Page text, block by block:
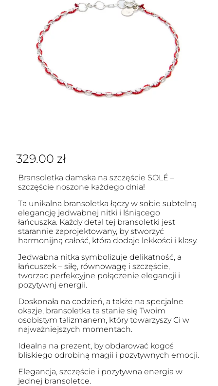
329.00 zł
Bransoletka damska na szczęście SOLÉ –
szczęście noszone każdego dnia!
Ta unikalna bransoletka łączy w sobie subtelną
elegancję jedwabnej nitki i lśniącego
łańcuszka. Każdy detal tej bransoletki jest
starannie zaprojektowany, by stworzyć
harmonijną całość, która dodaje lekkości i klasy.
Jedwabna nitka symbolizuje delikatność, a
łańcuszek – siłę, równowagę i szczęście,
tworzac perfekcyjne połączenie elegancji i
pozytywnj energii.
Doskonała na codzień, a także na specjalne
okazje, bransoletka ta stanie się Twoim
osobistym talizmanem, który towarzyszy Ci w
najważniejszych momentach.
Idealna na prezent, by obdarować kogoś
bliskiego odrobiną magii i pozytywnych emocji.
Elegancja, szczęście i pozytywna energia w
jednej bransoletce.